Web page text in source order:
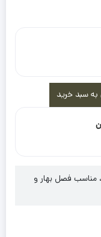
به سبد خرید
شال ، نخی ، اصلا لیز نیست ، ابعاد 85*180 ، مناسب فصل بهار و